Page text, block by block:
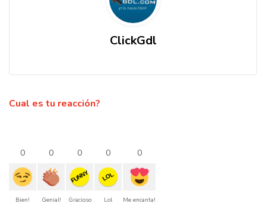
ClickGdl
Cual es tu reacción?
0
Bien!
0
Genial!
0
FUNNY
Gracioso
0
LOL
Lol
0
Me encanta!